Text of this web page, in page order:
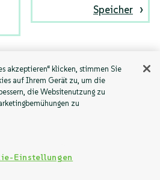
Speicher
akzeptieren“ klicken, stimmen Sie
auf Ihrem Gerät zu, um die
die Websitenutzung zu
zu
Einstellungen